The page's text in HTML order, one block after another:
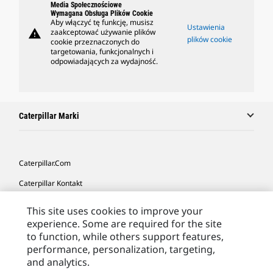
warning
Media Społecznościowe
Wymagana Obsługa Plików Cookie
Aby włączyć tę funkcję, musisz
zaakceptować używanie plików
cookie przeznaczonych do
targetowania, funkcjonalnych i
odpowiadających za wydajność.
Ustawienia
plików cookie
Caterpillar Marki
Caterpillar.com
Caterpillar Kontakt
Moje Preferencje Marketingowe
Site Map
Cookie Settings
This site uses cookies to improve your
experience. Some are required for the site
to function, while others support features,
performance, personalization, targeting,
and analytics.